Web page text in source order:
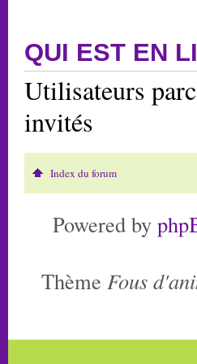
QUI EST EN
Utilisateurs
invités
Index du forum
Powered by
Thème Fous